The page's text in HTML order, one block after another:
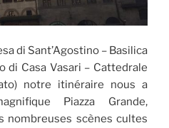
di Sant’Agostino – Basilica
di Casa Vasari – Cattedrale
notre itinéraire nous a
Piazza Grande,
nombreuses scènes cultes